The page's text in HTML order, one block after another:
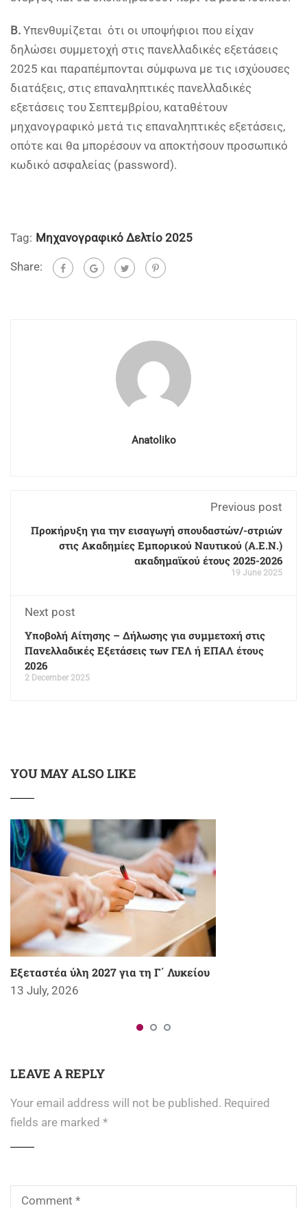
Β. Υπενθυμίζεται ότι οι υποψήφιοι που είχαν
δηλώσει συμμετοχή στις πανελλαδικές εξετάσεις
2025 και παραπέμπονται σύμφωνα με τις ισχύουσες
διατάξεις, στις επαναληπτικές πανελλαδικές
εξετάσεις του Σεπτεμβρίου, καταθέτουν
μηχανογραφικό μετά τις επαναληπτικές εξετάσεις,
οπότε και θα μπορέσουν να αποκτήσουν προσωπικό
κωδικό ασφαλείας (password).
Tag: Μηχανογραφικό Δελτίο 2025
Share:
Anatoliko
Previous post
Προκήρυξη για την εισαγωγή σπουδαστών/-στριών
στις Ακαδημίες Εμπορικού Ναυτικού (Α.Ε.Ν.)
ακαδημαϊκού έτους 2025-2026
19 June 2025
Next post
Υποβολή Αίτησης – Δήλωσης για συμμετοχή στις
Πανελλαδικές Εξετάσεις των ΓΕΛ ή ΕΠΑΛ έτους
2026
2 December 2025
YOU MAY ALSO LIKE
Εξεταστέα ύλη 2027 για τη Γ΄ Λυκείου
13 July, 2026
LEAVE A REPLY
Your email address will not be published. Required
fields are marked *